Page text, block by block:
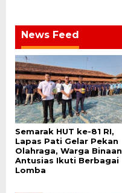
News Feed
Semarak HUT ke-81 RI,
Lapas Pati Gelar Pekan
Olahraga, Warga Binaan
Antusias Ikuti Berbagai
Lomba